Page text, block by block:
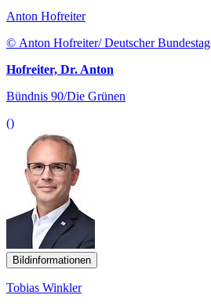
Anton Hofreiter
© Anton Hofreiter/ Deutscher Bundestag
Hofreiter, Dr. Anton
Bündnis 90/Die Grünen
()
Bildinformationen
Tobias Winkler